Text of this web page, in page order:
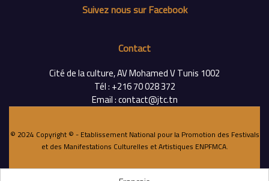
Suivez nous sur Facebook
Contact
Cité de la culture, AV Mohamed V Tunis 1002
Tél : +216 70 028 372
Email : contact@jtc.tn
© 2024 Copyright © - Etablissement National pour la Promotion des Festivals
et des Manifestations Culturelles et Artistiques ENPFMCA.